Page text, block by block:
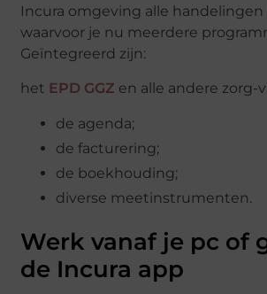
Incura omgeving alle
waarvoor je nu meerdere
Geïntegreerd zijn:
het EPD GGZ en alle andere zorg-
de agenda;
de facturering;
de boekhouding;
diverse meetinstrumenten.
Werk vanaf je pc of
de Incura app